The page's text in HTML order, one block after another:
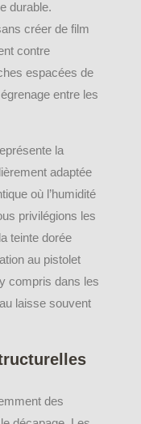
durable.
créer de film
contre
espacées de
entre les
la
adaptée
où l’humidité
privilégions les
teinte dorée
au pistolet
compris dans les
laisse souvent
des